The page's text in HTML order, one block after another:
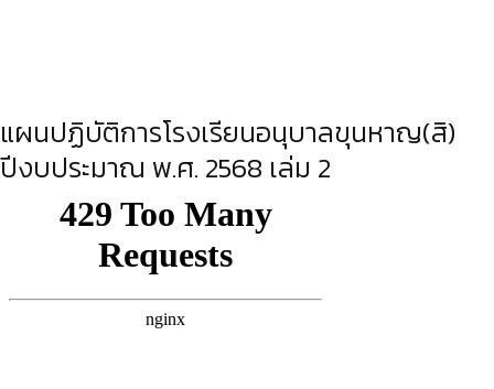
แผนปฏิบัติการโรงเรียนอนุบาลขุนหาญ(สิ)
ปีงบประมาณ พ.ศ. 2568 เล่ม 2